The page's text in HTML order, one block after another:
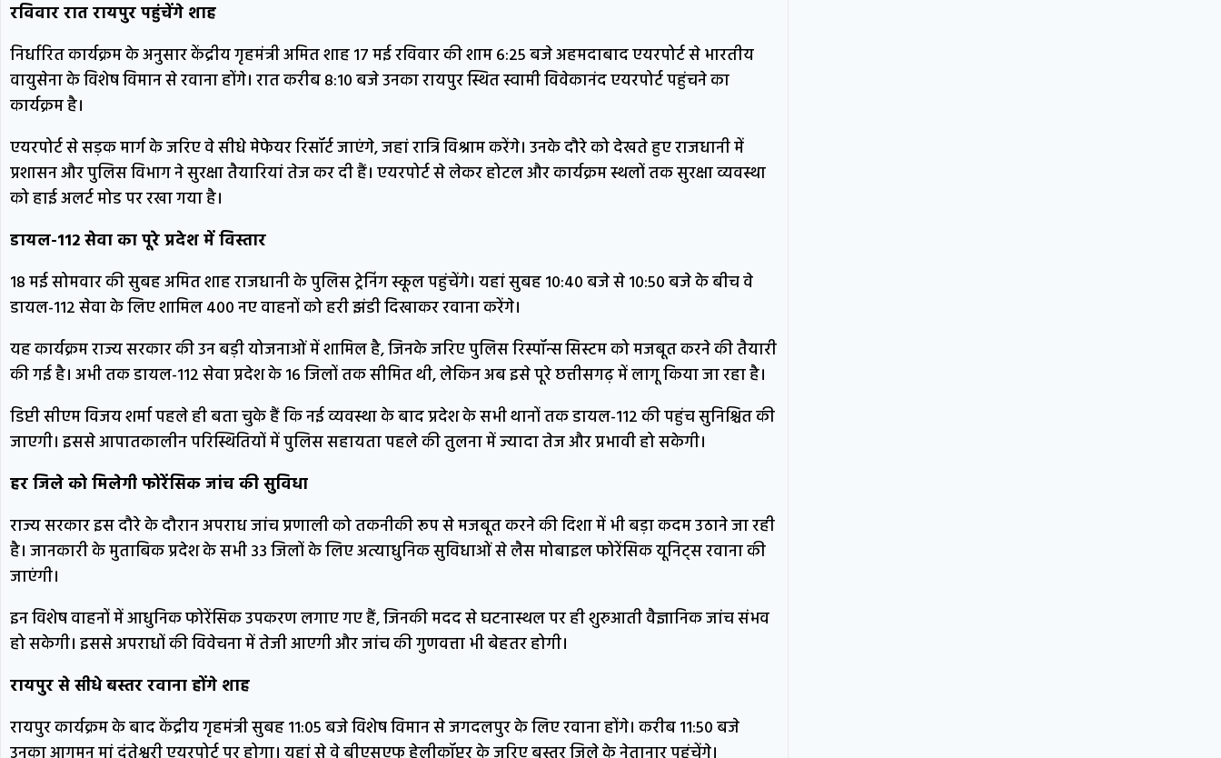
रविवार रात रायपुर पहुंचेंगे शाह
निर्धारित कार्यक्रम के अनुसार केंद्रीय गृहमंत्री अमित शाह 17 मई रविवार की शाम 6:25 बजे अहमदाबाद एयरपोर्ट से भारतीय
वायुसेना के विशेष विमान से रवाना होंगे। रात करीब 8:10 बजे उनका रायपुर स्थित स्वामी विवेकानंद एयरपोर्ट पहुंचने का
कार्यक्रम है।
एयरपोर्ट से सड़क मार्ग के जरिए वे सीधे मेफेयर रिसॉर्ट जाएंगे, जहां रात्रि विश्राम करेंगे। उनके दौरे को देखते हुए राजधानी में
प्रशासन और पुलिस विभाग ने सुरक्षा तैयारियां तेज कर दी हैं। एयरपोर्ट से लेकर होटल और कार्यक्रम स्थलों तक सुरक्षा व्यवस्था
को हाई अलर्ट मोड पर रखा गया है।
डायल-112 सेवा का पूरे प्रदेश में विस्तार
18 मई सोमवार की सुबह अमित शाह राजधानी के पुलिस ट्रेनिंग स्कूल पहुंचेंगे। यहां सुबह 10:40 बजे से 10:50 बजे के बीच वे
डायल-112 सेवा के लिए शामिल 400 नए वाहनों को हरी झंडी दिखाकर रवाना करेंगे।
यह कार्यक्रम राज्य सरकार की उन बड़ी योजनाओं में शामिल है, जिनके जरिए पुलिस रिस्पॉन्स सिस्टम को मजबूत करने की तैयारी
की गई है। अभी तक डायल-112 सेवा प्रदेश के 16 जिलों तक सीमित थी, लेकिन अब इसे पूरे छत्तीसगढ़ में लागू किया जा रहा है।
डिप्टी सीएम विजय शर्मा पहले ही बता चुके हैं कि नई व्यवस्था के बाद प्रदेश के सभी थानों तक डायल-112 की पहुंच सुनिश्चित की
जाएगी। इससे आपातकालीन परिस्थितियों में पुलिस सहायता पहले की तुलना में ज्यादा तेज और प्रभावी हो सकेगी।
हर जिले को मिलेगी फोरेंसिक जांच की सुविधा
राज्य सरकार इस दौरे के दौरान अपराध जांच प्रणाली को तकनीकी रूप से मजबूत करने की दिशा में भी बड़ा कदम उठाने जा रही
है। जानकारी के मुताबिक प्रदेश के सभी 33 जिलों के लिए अत्याधुनिक सुविधाओं से लैस मोबाइल फोरेंसिक यूनिट्स रवाना की
जाएंगी।
इन विशेष वाहनों में आधुनिक फोरेंसिक उपकरण लगाए गए हैं, जिनकी मदद से घटनास्थल पर ही शुरुआती वैज्ञानिक जांच संभव
हो सकेगी। इससे अपराधों की विवेचना में तेजी आएगी और जांच की गुणवत्ता भी बेहतर होगी।
रायपुर से सीधे बस्तर रवाना होंगे शाह
रायपुर कार्यक्रम के बाद केंद्रीय गृहमंत्री सुबह 11:05 बजे विशेष विमान से जगदलपुर के लिए रवाना होंगे। करीब 11:50 बजे